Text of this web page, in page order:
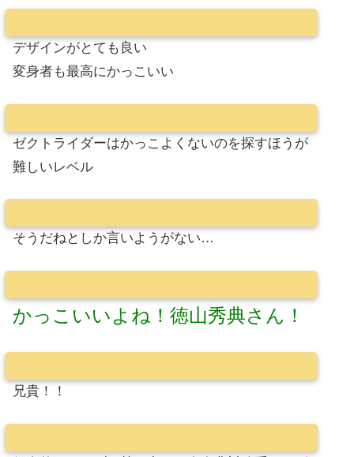
デザインがとても良い
変身者も最高にかっこいい
ゼクトライダーはかっこよくないのを探すほうが
難しいレベル
そうだねとしか言いようがない…
かっこいいよね！徳山秀典さん！
兄貴！！